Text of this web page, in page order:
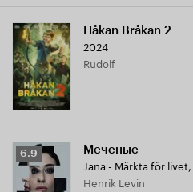
Håkan Bråkan 2
2024
Rudolf
Рейтинг
Кинопоиска
6.9
6.9 Меченые
Jana - Märkta för livet,
Henrik Levin